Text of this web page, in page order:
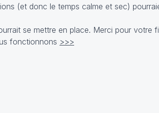
(et donc le temps calme et sec)
se mettre en place. Merci pour votre
fonctionnons >>>